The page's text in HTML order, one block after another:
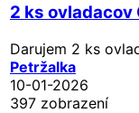
2 ks
Darujem 2 ks
Petržalka
10-01-2026
397 zobrazení